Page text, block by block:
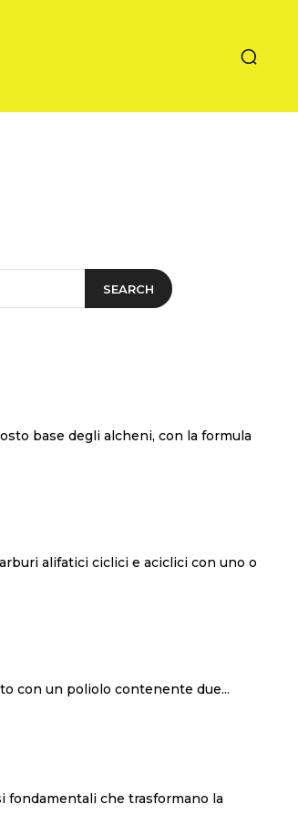
SEARCH
con un poliolo contenente due...